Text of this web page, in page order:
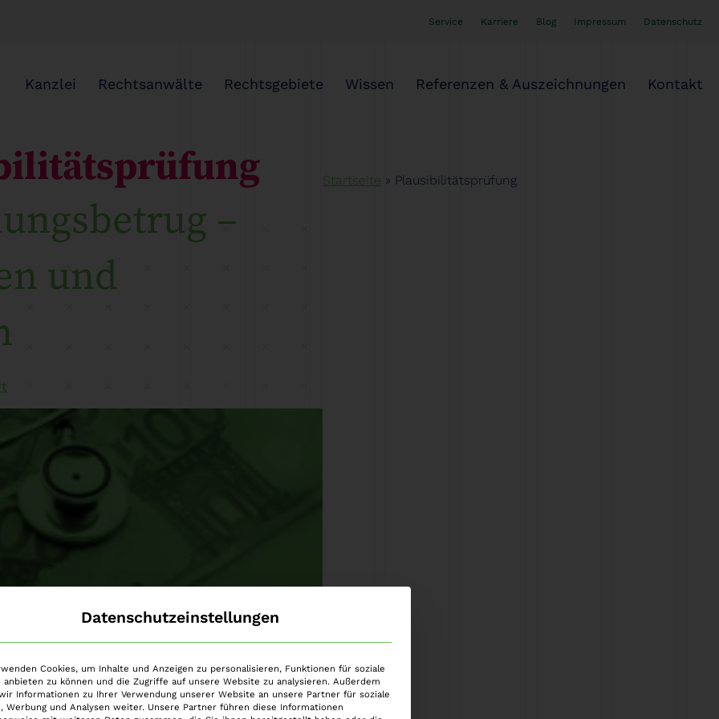
Service Karriere Blog Impressum Datenschutz
Kanzlei Rechtsanwälte Rechtsgebiete Wissen Referenzen & Auszeichnungen Kontakt
–
und
der elektronischen Patientenakte
für Transparenz im
erstmals die Möglichkeit, die
Startseite » Plausibilitätsprüfung
Datenschutzeinstellungen
Cookies, um Inhalte und Anzeigen zu personalisieren, Funktionen für soziale
anbieten zu können und die Zugriffe auf unsere Website zu analysieren. Außerdem
Informationen zu Ihrer Verwendung unserer Website an unsere Partner für soziale
Werbung und Analysen weiter. Unsere Partner führen diese Informationen